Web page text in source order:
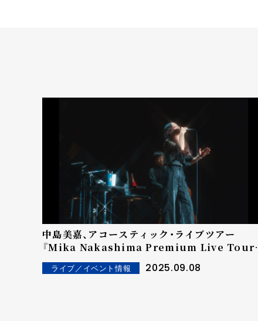
中島美嘉、アコースティック・ライブツアー
『Mika Nakashima Premium Live Tour
2025』全国各地での感動を経て、堂々の閉幕！約
10年ぶりの開催となるアコースティックライブ
ライブ／イベント情報 2025.09.08